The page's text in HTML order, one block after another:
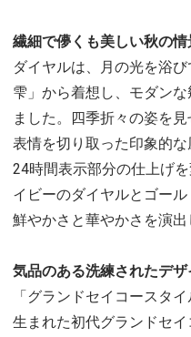
繊細で儚くも美しい秋の
ダイヤルは、月の光を浴
雫」から着想し、モダン
ました。四季折々の姿を
表情を切り取った印象的
24時間表示部分の仕上げ
イビーのダイヤルとゴー
鮮やかさと華やかさを演出
気品のある洗練されたデザ
「グランドセイコースタ
生まれた初代グランドセ